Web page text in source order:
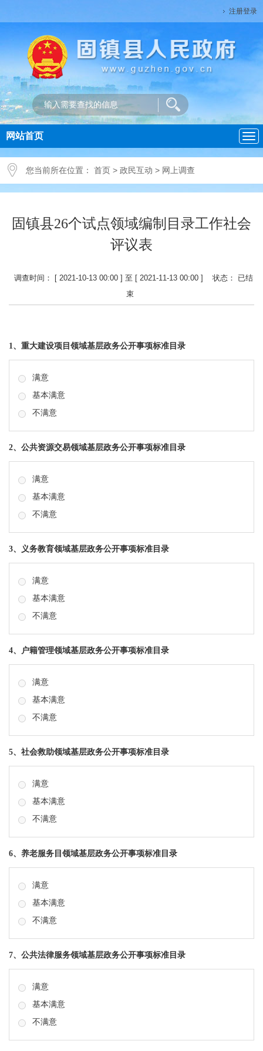
注册登录
导
航
网站首页
您当前所在位置： 首页 > 政民互动 > 网上调查
固镇县26个试点领域编制目录工作社会
评议表
调查时间： [ 2021-10-13 00:00 ] 至 [ 2021-11-13 00:00 ] 状态： 已结
束
1、重大建设项目领域基层政务公开事项标准目录
满意
基本满意
不满意
2、公共资源交易领域基层政务公开事项标准目录
满意
基本满意
不满意
3、义务教育领域基层政务公开事项标准目录
满意
基本满意
不满意
4、户籍管理领域基层政务公开事项标准目录
满意
基本满意
不满意
5、社会救助领域基层政务公开事项标准目录
满意
基本满意
不满意
6、养老服务目领域基层政务公开事项标准目录
满意
基本满意
不满意
7、公共法律服务领域基层政务公开事项标准目录
满意
基本满意
不满意